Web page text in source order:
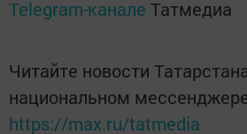
Telegram-канале Татмедиа
Читайте новости
национальном
https://max.ru/tatmedia